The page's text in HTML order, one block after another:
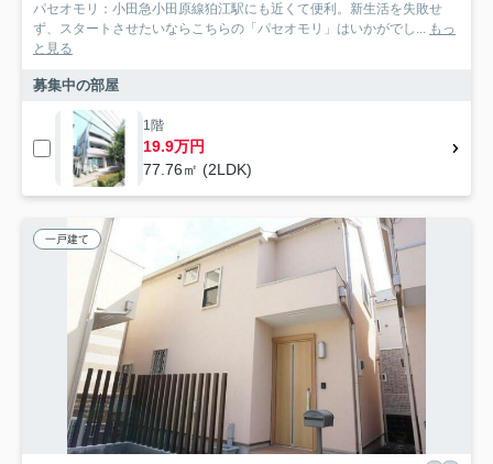
パセオモリ：小田急小田原線狛江駅にも近くて便利。新生活を失敗せ
ず、スタートさせたいならこちらの「パセオモリ」はいかがでし... もっ
と見る
募集中の部屋
1階
19.9万円
77.76㎡ (2LDK)
一戸建て